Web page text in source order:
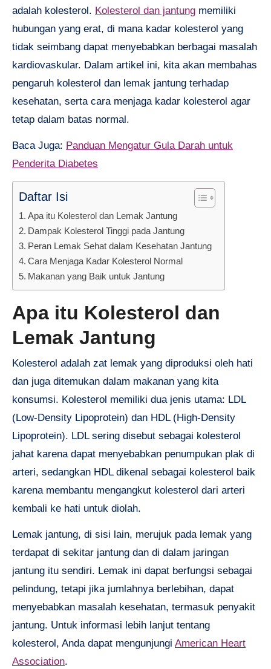
adalah kolesterol. Kolesterol dan jantung memiliki
hubungan yang erat, di mana kadar kolesterol yang
tidak seimbang dapat menyebabkan berbagai masalah
kardiovaskular. Dalam artikel ini, kita akan membahas
pengaruh kolesterol dan lemak jantung terhadap
kesehatan, serta cara menjaga kadar kolesterol agar
tetap dalam batas normal.
Baca Juga: Panduan Mengatur Gula Darah untuk
Penderita Diabetes
Daftar Isi
Apa itu Kolesterol dan Lemak Jantung
Dampak Kolesterol Tinggi pada Jantung
Peran Lemak Sehat dalam Kesehatan Jantung
Cara Menjaga Kadar Kolesterol Normal
Makanan yang Baik untuk Jantung
Apa itu Kolesterol dan
Lemak Jantung
Kolesterol adalah zat lemak yang diproduksi oleh hati
dan juga ditemukan dalam makanan yang kita
konsumsi. Kolesterol memiliki dua jenis utama: LDL
(Low-Density Lipoprotein) dan HDL (High-Density
Lipoprotein). LDL sering disebut sebagai kolesterol
jahat karena dapat menyebabkan penumpukan plak di
arteri, sedangkan HDL dikenal sebagai kolesterol baik
karena membantu mengangkut kolesterol dari arteri
kembali ke hati untuk diolah.
Lemak jantung, di sisi lain, merujuk pada lemak yang
terdapat di sekitar jantung dan di dalam jaringan
jantung itu sendiri. Lemak ini dapat berfungsi sebagai
pelindung, tetapi jika jumlahnya berlebihan, dapat
menyebabkan masalah kesehatan, termasuk penyakit
jantung. Untuk informasi lebih lanjut tentang
kolesterol, Anda dapat mengunjungi American Heart
Association.